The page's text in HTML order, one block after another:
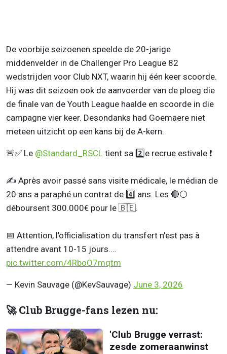
De voorbije seizoenen speelde de 20-jarige
middenvelder in de Challenger Pro League 82
wedstrijden voor Club NXT, waarin hij één keer scoorde.
Hij was dit seizoen ook de aanvoerder van de ploeg die
de finale van de Youth League haalde en scoorde in die
campagne vier keer. Desondanks had Goemaere niet
meteen uitzicht op een kans bij de A-kern.
🚨✅️ Le @Standard_RSCL tient sa 2️⃣e recrue estivale ❗️
✍️ Après avoir passé sans visite médicale, le médian de
20 ans a paraphé un contrat de 4️⃣ ans. Les 🔴⚪️
déboursent 300.000€ pour le 🇧🇪.
📅 Attention, l'officialisation du transfert n'est pas à
attendre avant 10-15 jours.…
pic.twitter.com/4RboO7mqtm
— Kevin Sauvage (@KevSauvage) June 3, 2026
🚀 Club Brugge-fans lezen nu:
'Club Brugge verrast:
zesde zomeraanwinst